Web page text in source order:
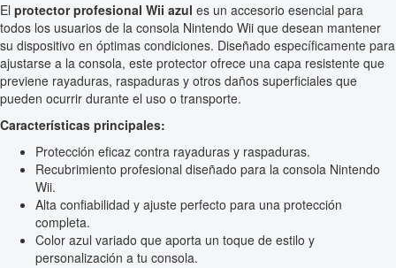
El protector profesional Wii azul es un accesorio esencial para
todos los usuarios de la consola Nintendo Wii que desean mantener
su dispositivo en óptimas condiciones. Diseñado específicamente para
ajustarse a la consola, este protector ofrece una capa resistente que
previene rayaduras, raspaduras y otros daños superficiales que
pueden ocurrir durante el uso o transporte.
Características principales:
Protección eficaz contra rayaduras y raspaduras.
Recubrimiento profesional diseñado para la consola Nintendo
Wii.
Alta confiabilidad y ajuste perfecto para una protección
completa.
Color azul variado que aporta un toque de estilo y
personalización a tu consola.